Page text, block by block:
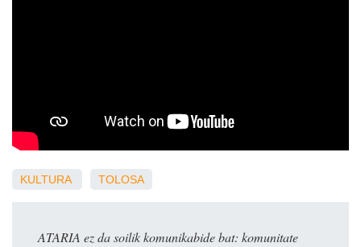
KULTURA TOLOSA
ATARIA ez da soilik komunikabide bat: komunitate